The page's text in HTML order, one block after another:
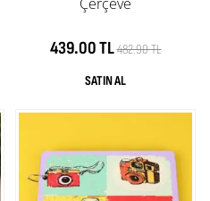
439.00 TL482.90 TL